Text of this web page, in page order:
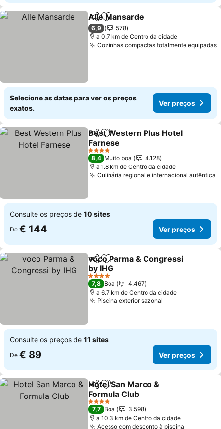
PartilharAdicionar aos favoritos
Alle Mansarde
6,9
578
a 0.7 km de Centro da cidade
Cozinhas compactas totalmente equipadas
Selecione as datas para ver os preços
exatos.
Ver preços
PartilharAdicionar aos favoritos
Best Western Plus Hotel
Farnese
4 Estrelas
8,4 Muito boa
4.128
a 1.8 km de Centro da cidade
Culinária regional e internacional autêntica
Consulte os preços de 10 sites
De € 144 Ver preços
PartilharAdicionar aos favoritos
voco Parma & Congressi
by IHG
4 Estrelas
7,8 Boa
4.467
a 6.7 km de Centro da cidade
Piscina exterior sazonal
Consulte os preços de 11 sites
De € 89 Ver preços
PartilharAdicionar aos favoritos
Hotel San Marco &
Formula Club
4 Estrelas
7,7 Boa
3.598
a 10.3 km de Centro da cidade
Acesso com desconto à piscina